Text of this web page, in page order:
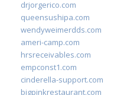
drjorgerico.com
queensushipa.com
wendyweimerdds.com
ameri-camp.com
hrsreceivables.com
empconst1.com
cinderella-support.com
bigpinkrestaurant.com